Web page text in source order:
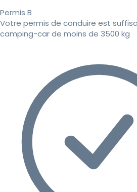
Permis B
Votre permis de conduire est
camping-car de moins de 3500 kg